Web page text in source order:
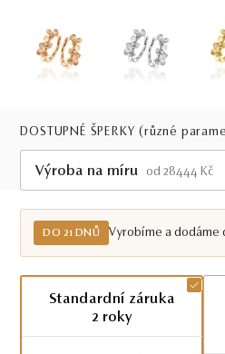
DOSTUPNÉ ŠPERKY(různé
Výroba na míru
od 28444 Kč
Do 21 dnů
DO 21 DNŮ Vyrobíme a dodáme
Standardní záruka
2 roky